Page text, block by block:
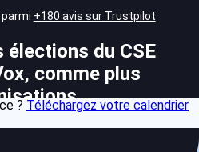
? Téléchargez votre calendrier
+180 avis sur Trustpilot
élections du CSE
comme plus